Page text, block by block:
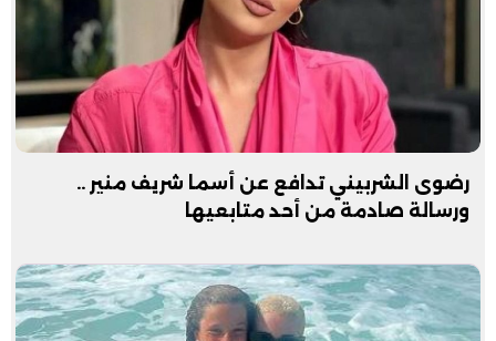
رضوى الشربيني تدافع عن أسما شريف منير ..
ورسالة صادمة من أحد متابعيها